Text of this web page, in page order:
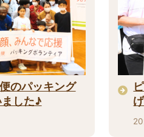
のパッキング
した♪